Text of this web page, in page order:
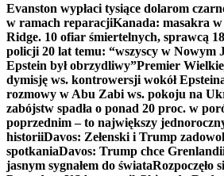
Evanston wypłaci tysiące dolarom
w ramach reparacjiKanada: masakra
Ridge. 10 ofiar śmiertelnych, sprawcą
policji 20 lat temu: “wszyscy w Nowym
Epstein był obrzydliwy”Premier
dymisję ws. kontrowersji wokół
rozmowy w Abu Zabi ws. pokoju na
zabójstw spadła o ponad 20 proc. w
poprzednim – to największy
historiiDavos: Zełenski i Trump
spotkaniaDavos: Trump chce
jasnym sygnałem do świataRozpoczęło